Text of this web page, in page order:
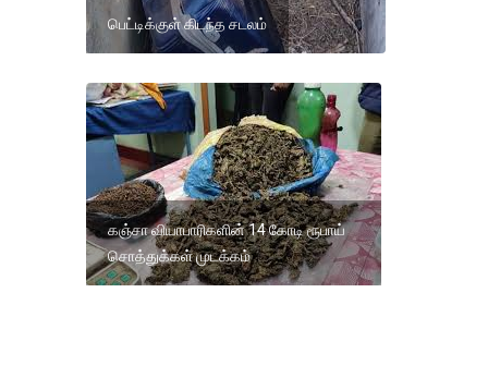
பெட்டிக்குள் கிடந்த சடலம்
கஞ்சா வியாபாரிகளின் 14 கோடி ரூபாய்
சொத்துக்கள் முடக்கம்